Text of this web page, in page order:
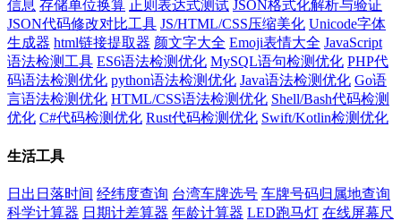
信息 存储单位换算 正则表达式测试 JSON格式化解析与验证
JSON代码修改对比工具 JS/HTML/CSS压缩美化 Unicode字体
生成器 html链接提取器 颜文字大全 Emoji表情大全 JavaScript
语法检测工具 ES6语法检测优化 MySQL语句检测优化 PHP代
码语法检测优化 python语法检测优化 Java语法检测优化 Go语
言语法检测优化 HTML/CSS语法检测优化 Shell/Bash代码检测
优化 C#代码检测优化 Rust代码检测优化 Swift/Kotlin检测优化
生活工具
日出日落时间 经纬度查询 台湾车牌选号 车牌号码归属地查询
科学计算器 日期计差算器 年龄计算器 LED跑马灯 在线屏幕尺